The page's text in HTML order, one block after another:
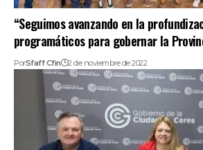
“Seguimos avanzando en la
programáticos para gobernar la
PorSfaff Cfin 2 de noviembre de 2022